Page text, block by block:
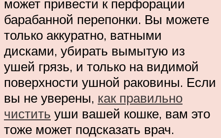
может привести к перфорации
барабанной перепонки. Вы можете
только аккуратно, ватными
дисками, убирать вымытую из
ушей грязь, и только на видимой
поверхности ушной раковины. Если
вы не уверены, как правильно
чистить уши вашей кошке, вам это
тоже может подсказать врач.